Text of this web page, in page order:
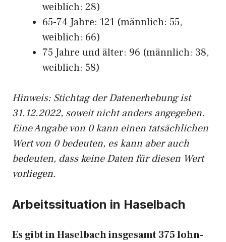
weiblich: 28)
65-74 Jahre: 121 (männlich: 55,
weiblich: 66)
75 Jahre und älter: 96 (männlich: 38,
weiblich: 58)
Hinweis: Stichtag der Datenerhebung ist
31.12.2022, soweit nicht anders angegeben.
Eine Angabe von 0 kann einen tatsächlichen
Wert von 0 bedeuten, es kann aber auch
bedeuten, dass keine Daten für diesen Wert
vorliegen.
Arbeitssituation in Haselbach
Es gibt in Haselbach insgesamt 375 lohn-